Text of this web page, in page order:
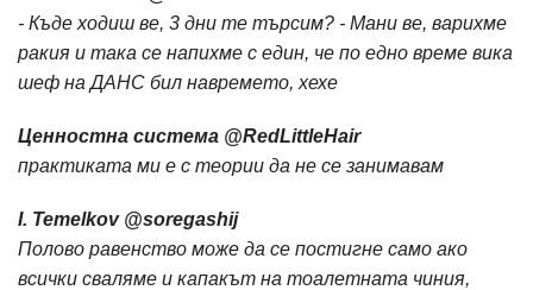
- Къде ходиш ве, 3 дни те търсим? - Мани ве, варихме
ракия и така се напихме с един, че по едно време вика
шеф на ДАНС бил навремето, хехе
Ценностна система ‏@RedLittleHair
практиката ми е с теории да не се занимавам
I. Temelkov ‏@soregashij
Полово равенство може да се постигне само ако
всички сваляме и капакът на тоалетната чиния,